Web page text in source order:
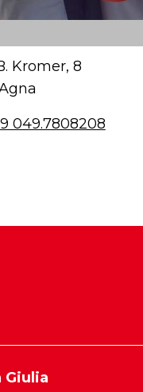
Kromer, 8
049.7808208
Giulia